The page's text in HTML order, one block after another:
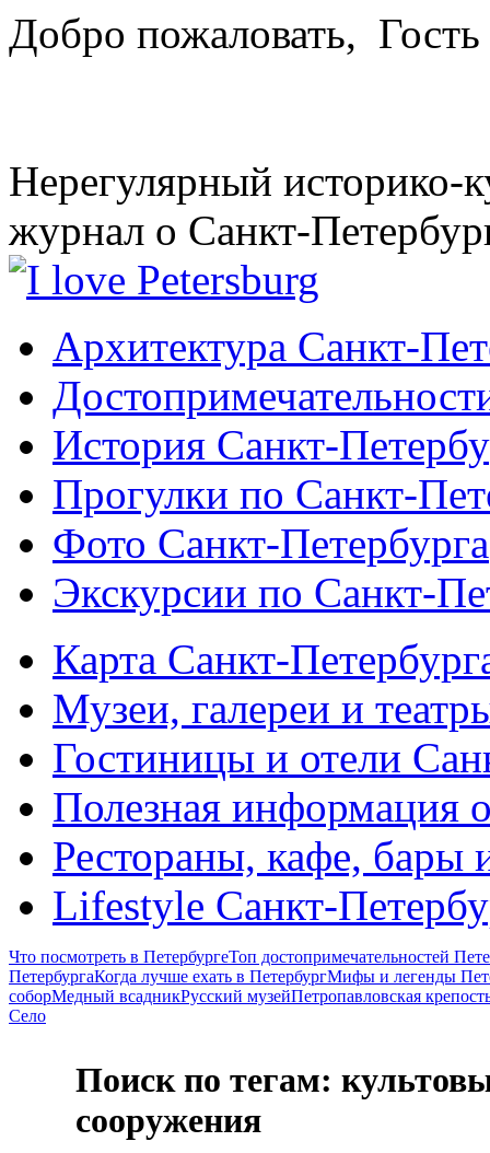
Добро пожаловать, Гость
Нерегулярный историко-
журнал о Санкт-
Архитектура Санкт-
История Санкт-
Прогулки по Санкт-
Фото Санкт-Петербурга
Экскурсии по Санкт-
Карта Санкт-
Музеи, галереи и
Гостиницы и отели
Полезная информация
Рестораны, кафе, бары
Lifestyle Санкт-
Что посмотреть в ПетербургеТоп достопримечательностей
ПетербургаКогда лучше ехать в ПетербургМифы и легенды
соборМедный всадникРусский музейПетропавловская
Село
Поиск по тегам:
сооружения